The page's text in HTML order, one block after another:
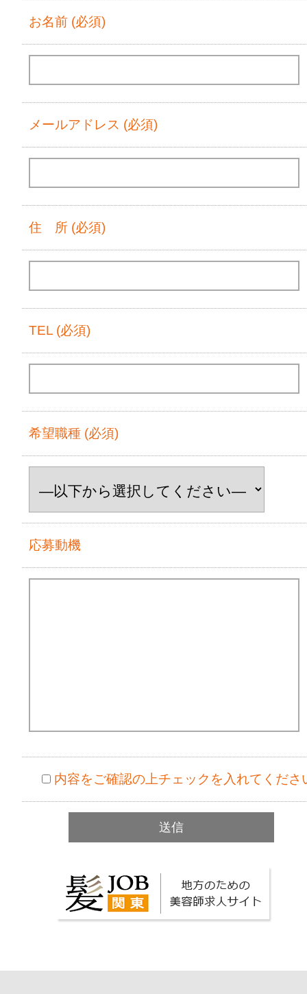
お名前 (必須)
メールアドレス (必須)
住 所 (必須)
TEL (必須)
希望職種 (必須)
応募動機
内容をご確認の上チェックを入れてくださ